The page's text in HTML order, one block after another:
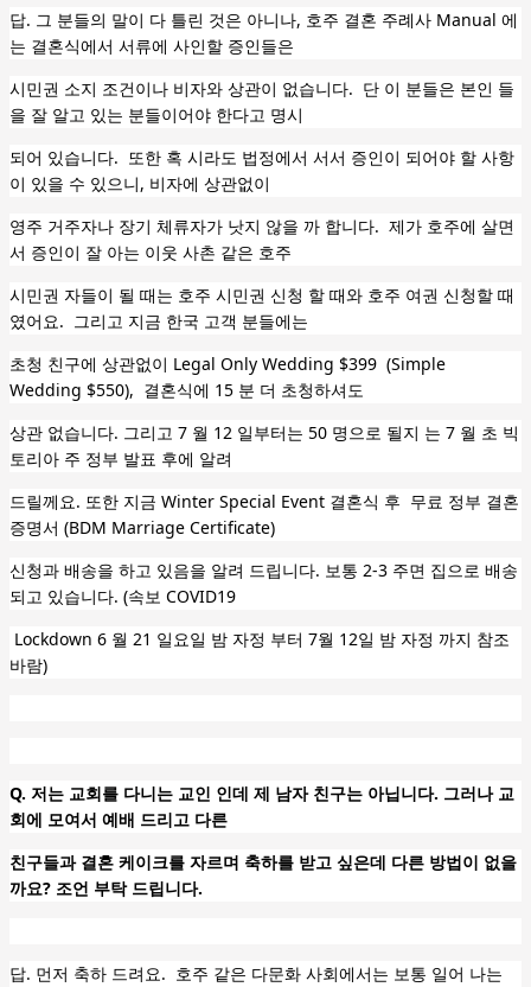
답. 그 분들의 말이 다 틀린 것은 아니나, 호주 결혼 주례사 Manual 에
는 결혼식에서 서류에 사인할 증인들은
시민권 소지 조건이나 비자와 상관이 없습니다. 단 이 분들은 본인 들
을 잘 알고 있는 분들이어야 한다고 명시
되어 있습니다. 또한 혹 시라도 법정에서 서서 증인이 되어야 할 사항
이 있을 수 있으니, 비자에 상관없이
영주 거주자나 장기 체류자가 낫지 않을 까 합니다. 제가 호주에 살면
서 증인이 잘 아는 이웃 사촌 같은 호주
시민권 자들이 될 때는 호주 시민권 신청 할 때와 호주 여권 신청할 때
였어요. 그리고 지금 한국 고객 분들에는
초청 친구에 상관없이 Legal Only Wedding $399 (Simple
Wedding $550), 결혼식에 15 분 더 초청하셔도
상관 없습니다. 그리고 7 월 12 일부터는 50 명으로 될지 는 7 월 초 빅
토리아 주 정부 발표 후에 알려
드릴께요. 또한 지금 Winter Special Event 결혼식 후 무료 정부 결혼
증명서 (BDM Marriage Certificate)
신청과 배송을 하고 있음을 알려 드립니다. 보통 2-3 주면 집으로 배송
되고 있습니다. (속보 COVID19
Lockdown 6 월 21 일요일 밤 자정 부터 7월 12일 밤 자정 까지 참조
바람)
Q. 저는 교회를 다니는 교인 인데 제 남자 친구는 아닙니다. 그러나 교
회에 모여서 예배 드리고 다른
친구들과 결혼 케이크를 자르며 축하를 받고 싶은데 다른 방법이 없을
까요? 조언 부탁 드립니다.
답. 먼저 축하 드려요. 호주 같은 다문화 사회에서는 보통 일어 나는